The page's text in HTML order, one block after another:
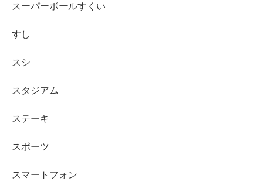
スーパーボールすくい
すし
スシ
スタジアム
ステーキ
スポーツ
スマートフォン